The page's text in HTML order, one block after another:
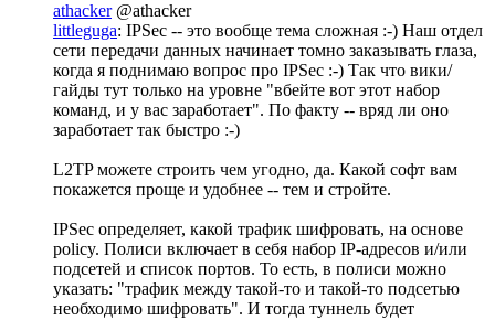
athacker @athacker
littleguga: IPSec -- это вообще тема сложная :-) Наш отдел
сети передачи данных начинает томно заказывать глаза,
когда я поднимаю вопрос про IPSec :-) Так что вики/
гайды тут только на уровне "вбейте вот этот набор
команд, и у вас заработает". По факту -- вряд ли оно
заработает так быстро :-)
L2TP можете строить чем угодно, да. Какой софт вам
покажется проще и удобнее -- тем и стройте.
IPSec определяет, какой трафик шифровать, на основе
policy. Полиси включает в себя набор IP-адресов и/или
подсетей и список портов. То есть, в полиси можно
указать: "трафик между такой-то и такой-то подсетью
необходимо шифровать". И тогда туннель будет